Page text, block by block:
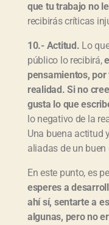
que tu trabajo no
recibirás críticas
10.- Actitud. Lo
público lo recibirá,
pensamientos,
realidad. Si no
gusta lo que
lo negativo de la
Una buena actitud
aliadas de un buen
En este punto, es
esperes a
ahí sí, sentarte a
algunas, pero no